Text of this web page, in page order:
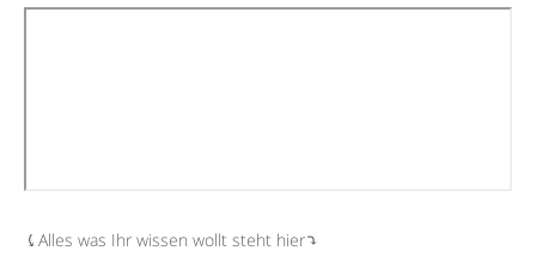
⤹Alles was Ihr wissen wollt steht hier⤵︎